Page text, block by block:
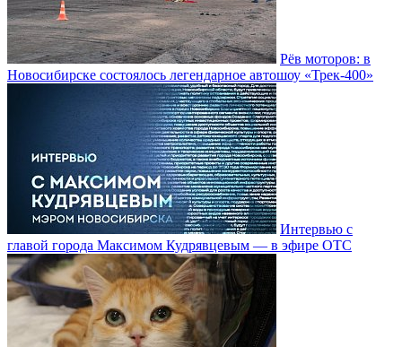
Рёв моторов: в
Новосибирске состоялось легендарное автошоу «Трек-400»
Интервью с
главой города Максимом Кудрявцевым — в эфире ОТС